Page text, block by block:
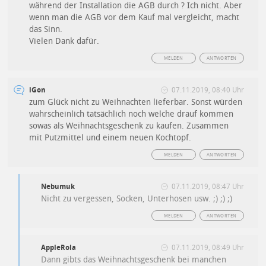
während der Installation die AGB durch ? Ich nicht. Aber
wenn man die AGB vor dem Kauf mal vergleicht, macht
das Sinn.
Vielen Dank dafür.
ANTWORTEN
MELDEN
iGon 07.11.2019, 08:40 Uhr
zum Glück nicht zu Weihnachten lieferbar. Sonst würden
wahrscheinlich tatsächlich noch welche drauf kommen
sowas als Weihnachtsgeschenk zu kaufen. Zusammen
mit Putzmittel und einem neuen Kochtopf.
ANTWORTEN
MELDEN
Nebumuk 07.11.2019, 08:47 Uhr
Nicht zu vergessen, Socken, Unterhosen usw. ;) ;) ;)
ANTWORTEN
MELDEN
AppleRola 07.11.2019, 08:49 Uhr
Dann gibts das Weihnachtsgeschenk bei manchen